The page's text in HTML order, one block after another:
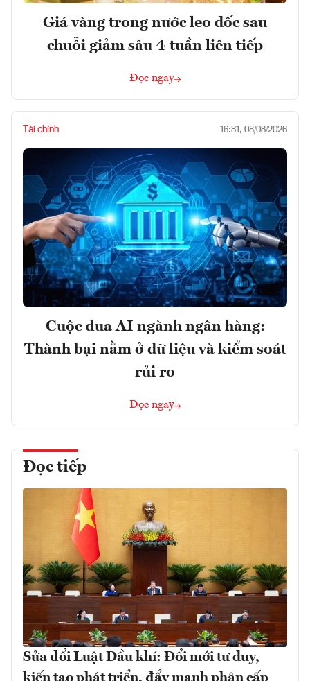
Giá vàng trong nước leo dốc sau
chuỗi giảm sâu 4 tuần liên tiếp
Đọc ngay
Tài chính 16:31, 08/08/2026
Cuộc đua AI ngành ngân hàng:
Thành bại nằm ở dữ liệu và kiểm soát
rủi ro
Đọc ngay
Đọc tiếp
Sửa đổi Luật Dầu khí: Đổi mới tư duy,
kiến tạo phát triển, đẩy mạnh phân cấp